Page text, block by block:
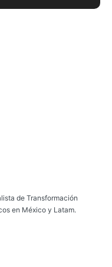
de Transformación
en México y Latam.